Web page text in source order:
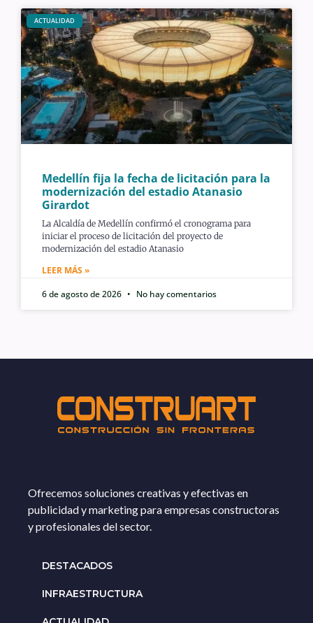
ACTUALIDAD
Medellín fija la fecha de licitación para la
modernización del estadio Atanasio
Girardot
La Alcaldía de Medellín confirmó el cronograma para
iniciar el proceso de licitación del proyecto de
modernización del estadio Atanasio
LEER MÁS »
6 de agosto de 2026
No hay comentarios
Ofrecemos soluciones creativas y efectivas en
publicidad y marketing para empresas constructoras
y profesionales del sector.
DESTACADOS
INFRAESTRUCTURA